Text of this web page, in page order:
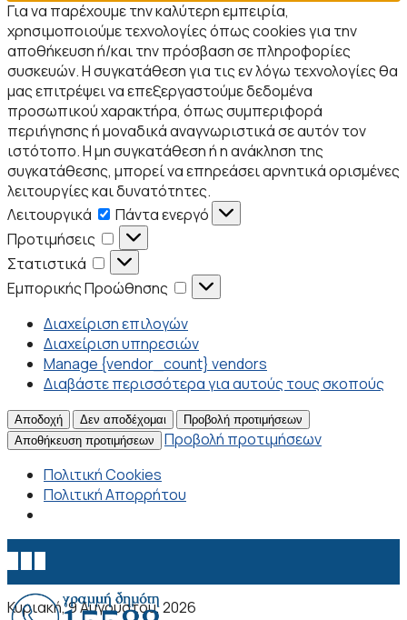
Για να παρέχουμε την καλύτερη εμπειρία,
χρησιμοποιούμε τεχνολογίες όπως cookies για την
αποθήκευση ή/και την πρόσβαση σε πληροφορίες
συσκευών. Η συγκατάθεση για τις εν λόγω τεχνολογίες θα
μας επιτρέψει να επεξεργαστούμε δεδομένα
προσωπικού χαρακτήρα, όπως συμπεριφορά
περιήγησης ή μοναδικά αναγνωριστικά σε αυτόν τον
ιστότοπο. Η μη συγκατάθεση ή η ανάκληση της
συγκατάθεσης, μπορεί να επηρεάσει αρνητικά ορισμένες
λειτουργίες και δυνατότητες.
Λειτουργικά
Λειτουργικά
Πάντα ενεργό
Προτιμήσεις
Προτιμήσεις
Στατιστικά
Στατιστικά
Εμπορικής Προώθησης
Εμπορικής
Προώθησης
Διαχείριση επιλογών
Διαχείριση υπηρεσιών
Manage {vendor_count} vendors
Διαβάστε περισσότερα για αυτούς τους σκοπούς
Αποδοχή Δεν αποδέχομαι
Προβολή προτιμήσεων
Αποθήκευση προτιμήσεων
Προβολή προτιμήσεων
Πολιτική Cookies
Πολιτική Απορρήτου
Κυριακή, 9 Αυγούστου, 2026